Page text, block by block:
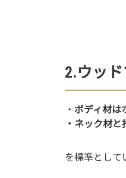
2.ウッ
・ ボディ材は
・ネック材
を標準として